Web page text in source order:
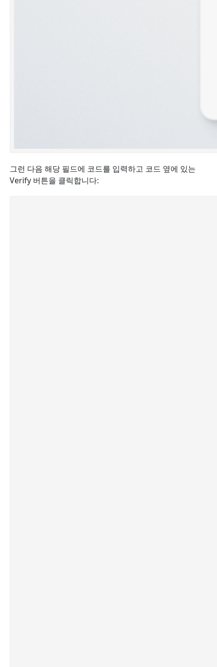
그런 다음 해당 필드에 코드를 입력하고 코드 옆에 있는
Verify 버튼을 클릭합니다: